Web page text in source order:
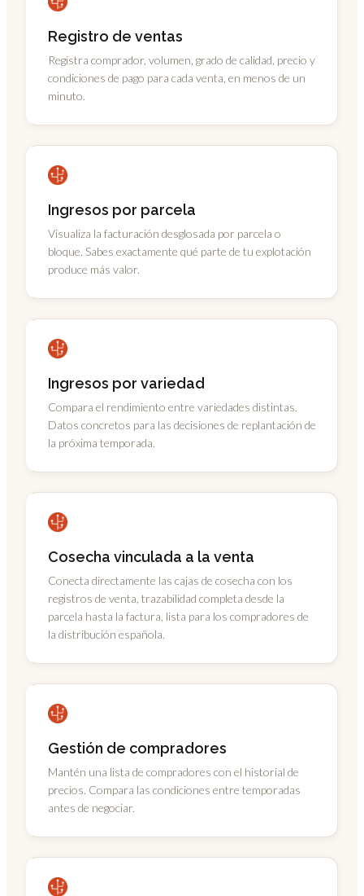
Registro de ventas
Registra comprador, volumen, grado de calidad, precio y
condiciones de pago para cada venta, en menos de un
minuto.
Ingresos por parcela
Visualiza la facturación desglosada por parcela o
bloque. Sabes exactamente qué parte de tu explotación
produce más valor.
Ingresos por variedad
Compara el rendimiento entre variedades distintas.
Datos concretos para las decisiones de replantación de
la próxima temporada.
Cosecha vinculada a la venta
Conecta directamente las cajas de cosecha con los
registros de venta, trazabilidad completa desde la
parcela hasta la factura, lista para los compradores de
la distribución española.
Gestión de compradores
Mantén una lista de compradores con el historial de
precios. Compara las condiciones entre temporadas
antes de negociar.